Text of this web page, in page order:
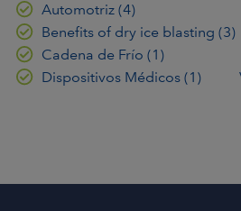
Automotriz (4)
Benefits of dry ice blasting (3)
Cadena de Frío (1)
Dispositivos Médicos (1)